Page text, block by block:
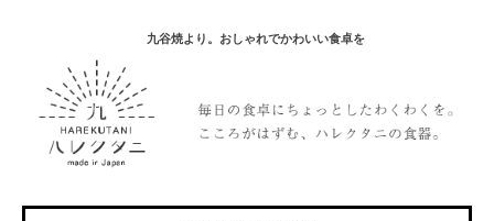
九谷焼より。おしゃれでかわいい食卓を